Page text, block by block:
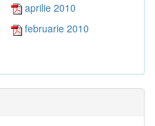
aprilie 2010
februarie 2010